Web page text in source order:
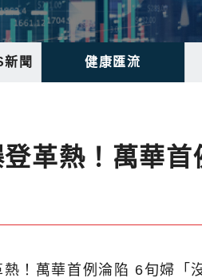
聞 健康匯流
革熱！萬華